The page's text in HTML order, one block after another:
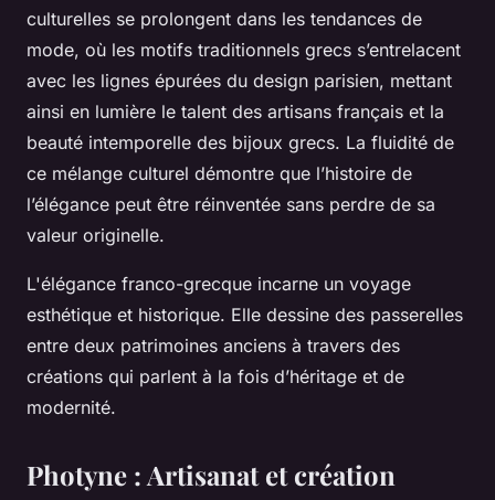
culturelles se prolongent dans les tendances de
mode, où les motifs traditionnels grecs s’entrelacent
avec les lignes épurées du design parisien, mettant
ainsi en lumière le talent des artisans français et la
beauté intemporelle des bijoux grecs. La fluidité de
ce mélange culturel démontre que l’histoire de
l’élégance peut être réinventée sans perdre de sa
valeur originelle.
L'élégance franco-grecque incarne un voyage
esthétique et historique. Elle dessine des passerelles
entre deux patrimoines anciens à travers des
créations qui parlent à la fois d’héritage et de
modernité.
Photyne : Artisanat et création